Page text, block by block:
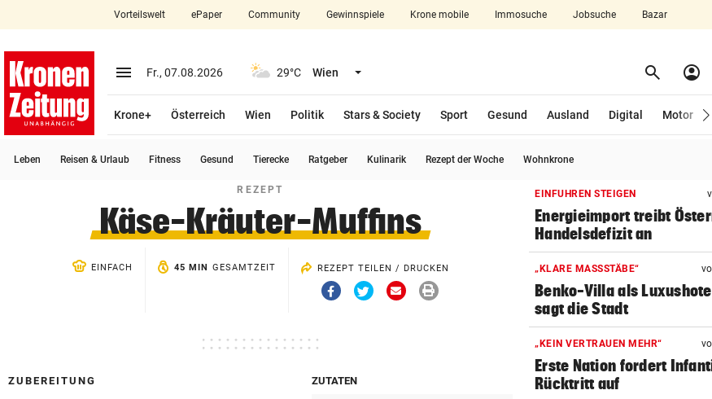
closeSchließen
account_circle Anmelden
arrow_right
Suchbegriff
© Krone Multimedia GmbH & Co KG 2026
Vorteilswelt ePaper Community Gewinnspiele Krone mobile Immosuche Jobsuche Bazar
menu Menü aufklappen
Fr., 07.08.2026 29°C Wien Menü aufklappen search Suchen
account_circle
Krone+ Österreich Wien Politik Stars & Society Sport Gesund Ausland Digital Motor
Leben Reisen & Urlaub Fitness Gesund Tierecke Ratgeber Kulinarik Rezept der Woche Wohnkrone
REZEPT
Käse-Kräuter-Muffins
EINFACH 45 MIN GESAMTZEIT
REZEPT TEILEN / DRUCKEN
Via
Facebook
teilen
Via
Twitter
teilen
Via
Email
teilen
Drucken
ZUBEREITUNG ZUTATEN
EINFUHREN STEIGEN
Energieimport treibt
Handelsdefizit an
„KLARE MASSSTÄBE“
Benko-Villa als
sagt die Stadt
„KEIN VERTRAUEN MEHR“
Erste Nation fordert
Rücktritt auf